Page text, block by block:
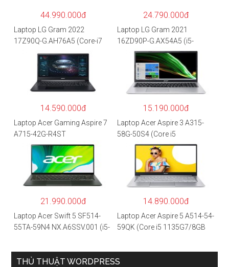
44.990.000đ
Laptop LG Gram 2022
17Z90Q-G.AH76A5 (Core-i7
1260P/16GB/512GB/17″
WQXGA/Win 11/Xám)
24.790.000đ
Laptop LG Gram 2021
16ZD90P-G.AX54A5 (i5-
1135G7/8GB RAM/512GB
SSD/16″WQXGA/Dos/Trắng)
14.590.000đ
Laptop Acer Gaming Aspire 7
A715-42G-R4ST
NH.QAYSV.004 (R5
5500U/8GB RAM/256GB
SSD/15.6″FHD IPS/GTX1650
4GB/Win10) – Hàng chính
15.190.000đ
Laptop Acer Aspire 3 A315-
58G-50S4 (Core i5
1135G7/8GB
RAM/512GB/15.6″FHD/MX35
0 2GB/Win 10/Bạc)
21.990.000đ
Laptop Acer Swift 5 SF514-
55TA-59N4 NX.A6SSV.001 (i5-
anh) – Hàng chính hãng
14.890.000đ
Laptop Acer Aspire 5 A514-54-
59QK (Core i5 1135G7/8GB
THỦ THUẬT WORDPRESS